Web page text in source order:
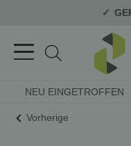
NEU EINGETROFFEN
Vorherige